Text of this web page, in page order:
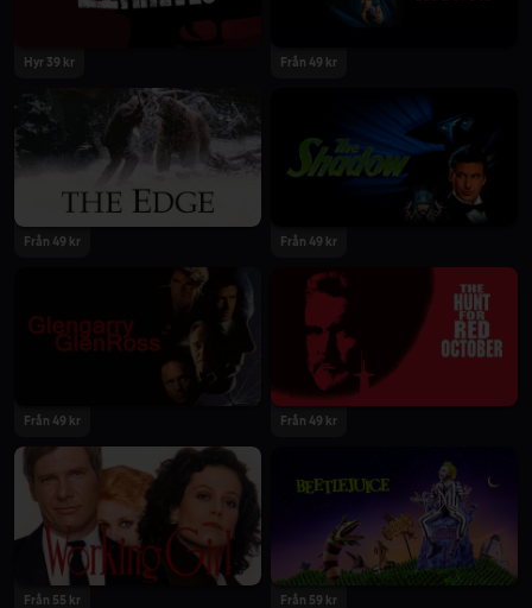
Hyr 39 kr Från 49 kr
Från 49 kr Från 49 kr
Från 49 kr Från 49 kr
Från 55 kr Från 59 kr